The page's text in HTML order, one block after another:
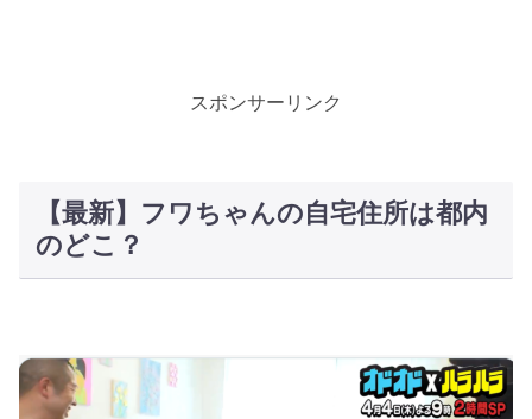
スポンサーリンク
【最新】フワちゃんの自宅住所は都内
のどこ？